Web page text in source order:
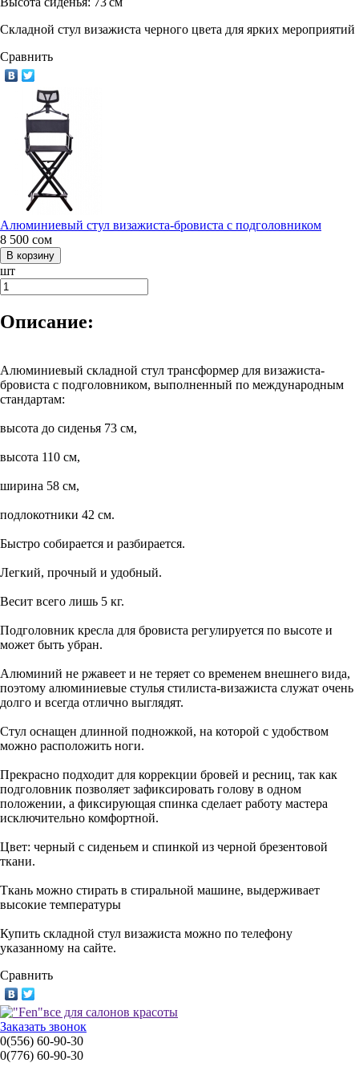
Складной стул визажиста черного цвета для ярких мероприятий
Сравнить
Алюминиевый стул визажиста-бровиста с подголовником
8 500 сом
шт
Описание:
Алюминиевый складной стул трансформер для визажиста-
бровиста с подголовником, выполненный по международным
стандартам:
высота до сиденья 73 см,
высота 110 см,
ширина 58 см,
подлокотники 42 см.
Быстро собирается и разбирается.
Легкий, прочный и удобный.
Весит всего лишь 5 кг.
Подголовник кресла для бровиста регулируется по высоте и
может быть убран.
Алюминий не ржавеет и не теряет со временем внешнего вида,
поэтому алюминиевые стулья стилиста-визажиста служат очень
долго и всегда отлично выглядят.
Стул оснащен длинной подножкой, на которой с удобством
можно расположить ноги.
Прекрасно подходит для коррекции бровей и ресниц, так как
подголовник позволяет зафиксировать голову в одном
положении, а фиксирующая спинка сделает работу мастера
исключительно комфортной.
Цвет: черный с сиденьем и спинкой из черной брезентовой
ткани.
Ткань можно стирать в стиральной машине, выдерживает
высокие температуры
Купить складной стул визажиста можно по телефону
указанному на сайте.
Сравнить
Заказать звонок
0(556) 60-90-30
0(776) 60-90-30